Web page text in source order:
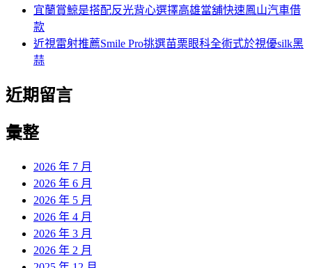
宜蘭賞鯨是搭配反光背心選擇高雄當舖快速鳳山汽車借
款
近視雷射推薦Smile Pro挑選苗栗眼科全術式於視優silk黑
蒜
近期留言
彙整
2026 年 7 月
2026 年 6 月
2026 年 5 月
2026 年 4 月
2026 年 3 月
2026 年 2 月